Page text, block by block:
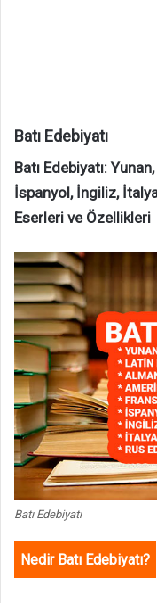
Batı Edebiyatı
Batı Edebiyatı:
İspanyol, İngiliz,
Eserleri ve Özellikleri
Batı Edebiyatı
Nedir Batı Edebiyatı?